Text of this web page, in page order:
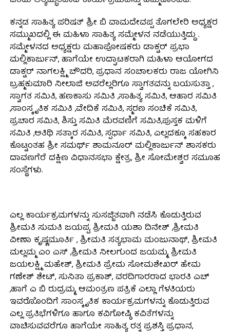
ಕನ್ನಡ ಸಾಹಿತ್ಯ ಪರಿಷತ್ ಶ್ರೀ ಬಿ ವಾಮದೇವಪ್ಪ ತೊಗಲೇರಿ ಅಧ್ಯಕ್ಷರ
ಸಮ್ಮುಖದಲ್ಲಿ ಈ ಮಹಿಳಾ ಸಾಹಿತ್ಯ ಸಮ್ಮೇಳನ ನಡೆಯುತ್ತಿದ್ದು .
ಸಮ್ಮೇಳನದ ಅಧ್ಯಕ್ಷರು ಮಹಾಪೋಷಕರು ಡಾಕ್ಟರ್ ಪ್ರಭಾ
ಮಲ್ಲಿಕಾರ್ಜುನ್, ಹಾಗೆಯೇ ಉದ್ಘಾಟಕರಾಗಿ ಮಹಿಳಾ ಆಯೋಗದ
ಡಾಕ್ಟರ್ ನಾಗಲಕ್ಷ್ಮಿ ಚೌದರಿ, ಪ್ರಧಾನ ಸಂಚಾಲಕರು ರಾಜ ಯೋಗಿನಿ
ಬ್ರಹ್ಮಕುಮಾರಿ ನೀಲಾಜಿ ಅವರೆಲ್ಲರಿಗೂ ಸ್ವಾಗತವನ್ನು ಬಯಸುತ್ತಾ ,
ಸ್ವಾಗತ ಸಮಿತಿ, ಹಣಕಾಸು ಸಮಿತಿ ,ಸಾಹಿತ್ಯ ಸಮಿತಿ, ಆಹಾರ ಸಮಿತಿ
,ಸಾಂಸ್ಕೃತಿಕ ಸಮಿತಿ ,ವೇದಿಕೆ ಸಮಿತಿ, ಸ್ಮರಣ ಸಂಚಿಕೆ ಸಮಿತಿ,
ಪ್ರಚಾರ ಸಮಿತಿ, ಶಿಸ್ತು ಸಮಿತಿ ಮೆರವಣಿಗೆ ಸಮಿತಿ,ಪುಸ್ತಕ ಮಳಿಗೆ
ಸಮಿತಿ ,ಅತಿಥಿ ಸತ್ಕಾರ ಸಮಿತಿ, ಸ್ಪರ್ಧಾ ಸಮಿತಿ, ಎಲ್ಲದಕ್ಕೂ ಸಹಕಾರ
ಕೊಟ್ಟಂತಹ ಶ್ರೀ ಸಮರ್ಥ್ ಶಾಮನೂರ್ ಮಲ್ಲಿಕಾರ್ಜುನ್ ಶಾಸಕರು
ದಾವಣಗೆರೆ ದಕ್ಷಿಣ ವಿಧಾನಸಭಾ ಕ್ಷೇತ್ರ, ಶ್ರೀ ಸೋಮೇಶ್ವರ ಸಮೂಹ
ಸಂಸ್ಥೆಗಳು.
ಎಲ್ಲ ಕಾರ್ಯಕ್ರಮಗಳನ್ನು ಸುಸಜ್ಜಿತವಾಗಿ ನಡೆಸಿ ಕೊಡುತ್ತಿರುವ
ಶ್ರೀಮತಿ ಸುಮತಿ ಜಯಪ್ಪ, ಶ್ರೀಮತಿ ಯಶಾ ದಿನೇಶ್ ,ಶ್ರೀಮತಿ
ವೀಣಾ ಕೃಷ್ಣಮೂರ್ತಿ , ಶ್ರೀಮತಿ ಸತ್ಯಭಾಮ ಮಂಜುನಾಥ್, ಶ್ರೀಮತಿ
ಮಲ್ಲಮ್ಮ ಎಂ ಎಸ್ ,ಶ್ರೀಮತಿ ನೀಲಗುಂದ ಜಯಮ್ಮ, ಶ್ರೀಮತಿ
ಜಯಲಕ್ಷ್ಮಿ ಮಹೇಶ್, ಶ್ರೀಮತಿ ಪ್ರೇಮ ಸೋಮಶೇಖರ್ ಹೇಮ
ಗಣೇಶ್ ಶೇಟ್, ಸುನಿತಾ ಪ್ರಕಾಶ್, ವರದಿಗಾರರಾದ ಭಾರತಿ ಎಚ್
,ಹಾಗೆ ಎ ಬಿ ರುದ್ರಮ್ಮ, ಆಮಂತ್ರಣ ಪತ್ರಿಕೆ ಎಲ್ಲಾ ಗೆಳತಿಯರು
ಇವರೊೊಂದಿಗೆ ಸಾಂಸ್ಕೃತಿಕ ಕಾರ್ಯಕ್ರಮಗಳನ್ನು ಕೊಡುತ್ತಿರುವ
ಎಲ್ಲ ಪ್ರತಿಭೆಗಳಿಗೂ ಹಾಗೂ ಕವಿಗೋಷ್ಠಿ ಕವಿತೆಗಳನ್ನು
ವಾಚಿಸುವವರೆಗೂ ಹಾಗೆಯೇ ಸಾಹಿತ್ಯ ರತ್ನ ಪ್ರಶಸ್ತಿ ಪ್ರಧಾನ,